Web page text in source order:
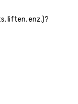
liften, enz.)?